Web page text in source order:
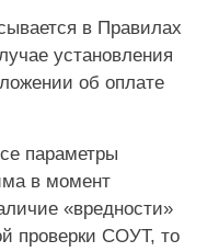
в Правилах
установления
об оплате
параметры
в момент
«вредности»
проверки СОУТ, то